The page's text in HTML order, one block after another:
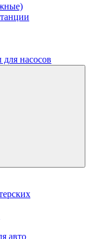
насосов
авто